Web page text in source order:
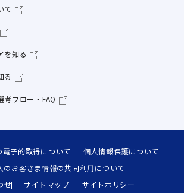
て
を知る
る
考フロー・FAQ
電子的取得について
個人情報保護について
のお客さま情報の共同利用について
せ
サイトマップ サイトポリシー